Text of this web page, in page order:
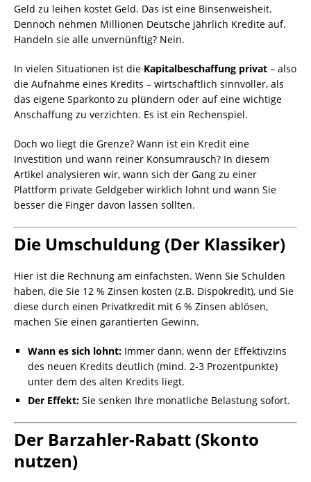
Geld zu leihen kostet Geld. Das ist eine Binsenweisheit.
Dennoch nehmen Millionen Deutsche jährlich Kredite auf.
Handeln sie alle unvernünftig? Nein.
In vielen Situationen ist die Kapitalbeschaffung privat – also
die Aufnahme eines Kredits – wirtschaftlich sinnvoller, als
das eigene Sparkonto zu plündern oder auf eine wichtige
Anschaffung zu verzichten. Es ist ein Rechenspiel.
Doch wo liegt die Grenze? Wann ist ein Kredit eine
Investition und wann reiner Konsumrausch? In diesem
Artikel analysieren wir, wann sich der Gang zu einer
Plattform private Geldgeber wirklich lohnt und wann Sie
besser die Finger davon lassen sollten.
Die Umschuldung (Der Klassiker)
Hier ist die Rechnung am einfachsten. Wenn Sie Schulden
haben, die Sie 12 % Zinsen kosten (z.B. Dispokredit), und Sie
diese durch einen Privatkredit mit 6 % Zinsen ablösen,
machen Sie einen garantierten Gewinn.
Wann es sich lohnt: Immer dann, wenn der Effektivzins
des neuen Kredits deutlich (mind. 2-3 Prozentpunkte)
unter dem des alten Kredits liegt.
Der Effekt: Sie senken Ihre monatliche Belastung sofort.
Der Barzahler-Rabatt (Skonto
nutzen)